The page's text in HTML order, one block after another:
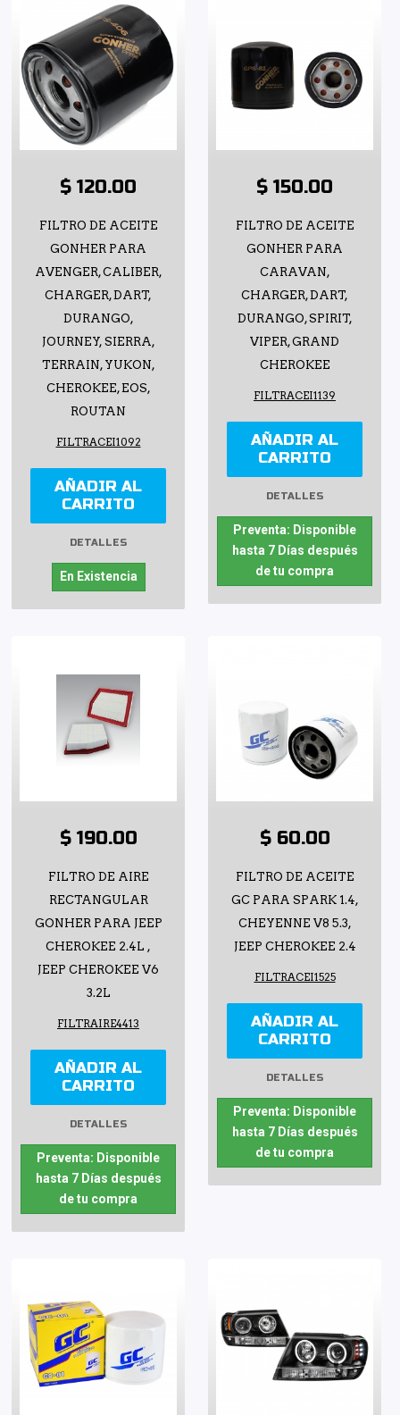
$ 120.00
FILTRO DE ACEITE
GONHER PARA
AVENGER, CALIBER,
CHARGER, DART,
DURANGO,
JOURNEY, SIERRA,
TERRAIN, YUKON,
CHEROKEE, EOS,
ROUTAN
FILTRACEI1092
AÑADIR AL
CARRITO
DETALLES
En Existencia
$ 150.00
FILTRO DE ACEITE
GONHER PARA
CARAVAN,
CHARGER, DART,
DURANGO, SPIRIT,
VIPER, GRAND
CHEROKEE
FILTRACEI1139
AÑADIR AL
CARRITO
DETALLES
Preventa: Disponible
hasta 7 Días después
de tu compra
$ 190.00
FILTRO DE AIRE
RECTANGULAR
GONHER PARA JEEP
CHEROKEE 2.4L ,
JEEP CHEROKEE V6
3.2L
FILTRAIRE4413
AÑADIR AL
CARRITO
DETALLES
Preventa: Disponible
hasta 7 Días después
de tu compra
$ 60.00
FILTRO DE ACEITE
GC PARA SPARK 1.4,
CHEYENNE V8 5.3,
JEEP CHEROKEE 2.4
FILTRACEI1525
AÑADIR AL
CARRITO
DETALLES
Preventa: Disponible
hasta 7 Días después
de tu compra